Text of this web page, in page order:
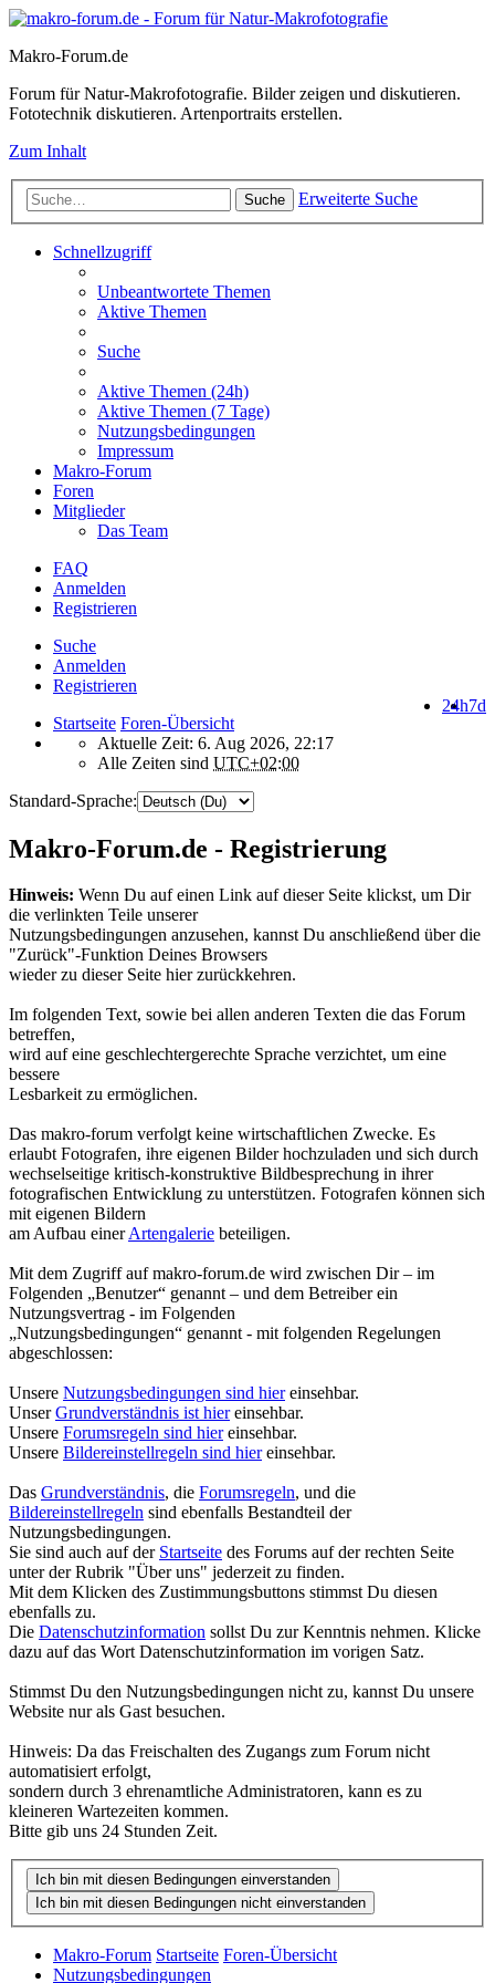
Makro-Forum.de
Forum für Natur-Makrofotografie. Bilder zeigen und diskutieren.
Fototechnik diskutieren. Artenportraits erstellen.
Zum Inhalt
Suche Erweiterte Suche
Schnellzugriff
Unbeantwortete Themen
Aktive Themen
Suche
Aktive Themen (24h)
Aktive Themen (7 Tage)
Nutzungsbedingungen
Impressum
Makro-Forum
Foren
Mitglieder
Das Team
FAQ
Anmelden
Registrieren
Suche
Anmelden
Registrieren
7d
24h
Startseite Foren-Übersicht
Aktuelle Zeit: 6. Aug 2026, 22:17
Alle Zeiten sind UTC+02:00
Standard-Sprache:
Makro-Forum.de - Registrierung
Hinweis: Wenn Du auf einen Link auf dieser Seite klickst, um Dir
die verlinkten Teile unserer
Nutzungsbedingungen anzusehen, kannst Du anschließend über die
"Zurück"-Funktion Deines Browsers
wieder zu dieser Seite hier zurückkehren.
Im folgenden Text, sowie bei allen anderen Texten die das Forum
betreffen,
wird auf eine geschlechtergerechte Sprache verzichtet, um eine
bessere
Lesbarkeit zu ermöglichen.
Das makro-forum verfolgt keine wirtschaftlichen Zwecke. Es
erlaubt Fotografen, ihre eigenen Bilder hochzuladen und sich durch
wechselseitige kritisch-konstruktive Bildbesprechung in ihrer
fotografischen Entwicklung zu unterstützen. Fotografen können sich
mit eigenen Bildern
am Aufbau einerArtengalerie beteiligen.
Mit dem Zugriff auf makro-forum.de wird zwischen Dir – im
Folgenden „Benutzer“ genannt – und dem Betreiber ein
Nutzungsvertrag - im Folgenden
„Nutzungsbedingungen“ genannt - mit folgenden Regelungen
abgeschlossen:
Unsere Nutzungsbedingungen sind hiereinsehbar.
UnserGrundverständnis ist hiereinsehbar.
Unsere Forumsregeln sind hiereinsehbar.
Unsere Bildereinstellregeln sind hiereinsehbar.
Das Grundverständnis, die Forumsregeln, und die
Bildereinstellregeln sind ebenfalls Bestandteil der
Nutzungsbedingungen.
Sie sind auch auf der Startseite des Forums auf der rechten Seite
unter der Rubrik "Über uns" jederzeit zu finden.
Mit dem Klicken des Zustimmungsbuttons stimmst Du diesen
ebenfalls zu.
Die Datenschutzinformation sollst Du zur Kenntnis nehmen. Klicke
dazu auf das Wort Datenschutzinformation im vorigen Satz.
Stimmst Du den Nutzungsbedingungen nicht zu, kannst Du unsere
Website nur als Gast besuchen.
Hinweis: Da das Freischalten des Zugangs zum Forum nicht
automatisiert erfolgt,
sondern durch 3 ehrenamtliche Administratoren, kann es zu
kleineren Wartezeiten kommen.
Bitte gib uns 24 Stunden Zeit.
Makro-Forum Startseite Foren-Übersicht
Nutzungsbedingungen